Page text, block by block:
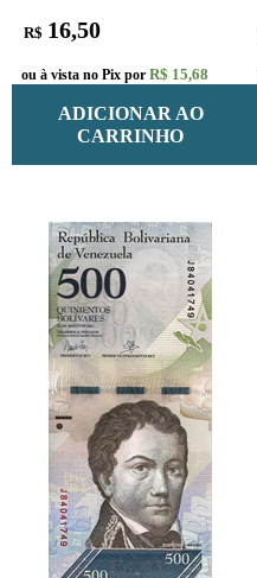
R$ 16,50
ou à vista no Pix por R$ 15,68
ADICIONAR AO
CARRINHO